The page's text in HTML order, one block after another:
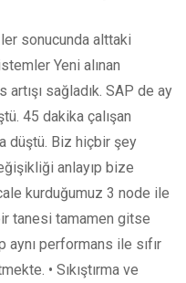
sonucunda alttaki
Yeni alınan
sağladık. SAP de ay
45 dakika çalışan
düştü. Biz hiçbir şey
anlayıp bize
kurduğumuz 3 node ile
tanesi tamamen gitse
aynı performans ile sıfır
• Sıkıştırma ve